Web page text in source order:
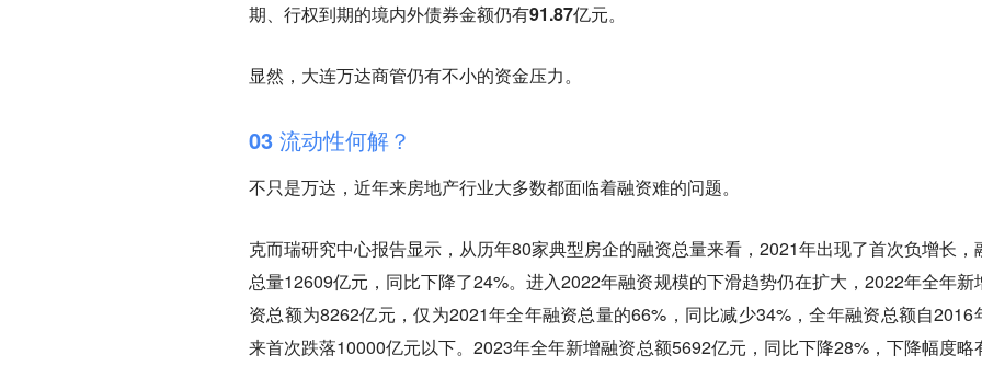
期、行权到期的境内外债券金额仍有91.87亿元。
显然，大连万达商管仍有不小的资金压力。
03 流动性何解？
不只是万达，近年来房地产行业大多数都面临着融资难的问题。
克而瑞研究中心报告显示，从历年80家典型房企的融资总量来看，2021年出现了首次负增长，
总量12609亿元，同比下降了24%。进入2022年融资规模的下滑趋势仍在扩大，2022年全年新
资总额为8262亿元，仅为2021年全年融资总量的66%，同比减少34%，全年融资总额自2016
来首次跌落10000亿元以下。2023年全年新增融资总额5692亿元，同比下降28%，下降幅度略